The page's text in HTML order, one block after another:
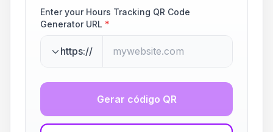
Enter your Hours Tracking QR Code
Generator URL *
https://
Gerar código QR